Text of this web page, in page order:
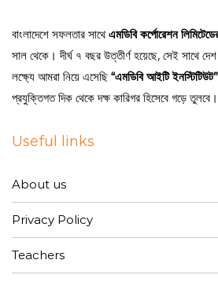
বাংলাদেশে সফলতার সাথেএমডিবি কর্পোরেশন
সাল থেকে। দীর্ঘ ৭ বছর উত্তীর্ণ হয়েছে, সেই সাথে
লক্ষ্যে আমরা নিয়ে এসেছি “এমডিবি আইটি ইনস্টিটিউট”
প্রযুক্তিগত দিক থেকে দক্ষ কারিগর হিসেবে গড়ে তুলবে।
Useful links
About us
Privacy Policy
Teachers